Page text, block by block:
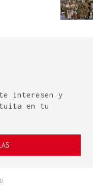
interesen y
en tu